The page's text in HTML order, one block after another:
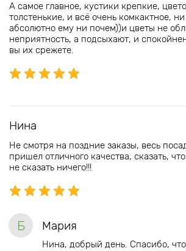
А самое главное, кустики крепкие,
толстенькие, и всё очень комкактное,
абсолютно ему ни почем))и цветы не
неприятность, а подсыхают, и
вы их срежете.
Нина
Не смотря на поздние заказы, весь
пришел отличного качества, сказать,
не сказать ничего!!!
Б Мария
Нина, добрый день. Спасибо,